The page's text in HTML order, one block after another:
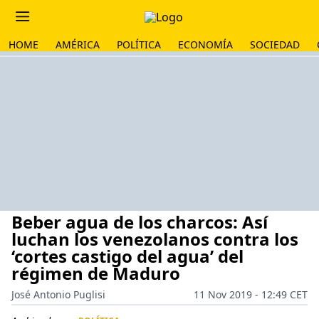
HOME AMÉRICA POLÍTICA ECONOMÍA SOCIEDAD
Beber agua de los charcos: Así
luchan los venezolanos contra los
‘cortes castigo del agua’ del
régimen de Maduro
José Antonio Puglisi
11 Nov 2019 - 12:49 CET